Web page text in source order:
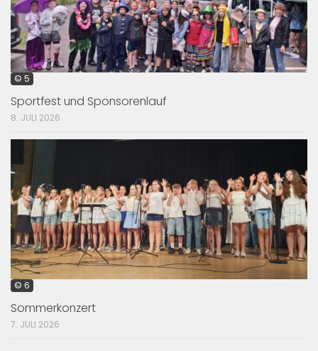
© 5
Sportfest und Sponsorenlauf
8. JULI 2026
© 6
Sommerkonzert
7. JULI 2026